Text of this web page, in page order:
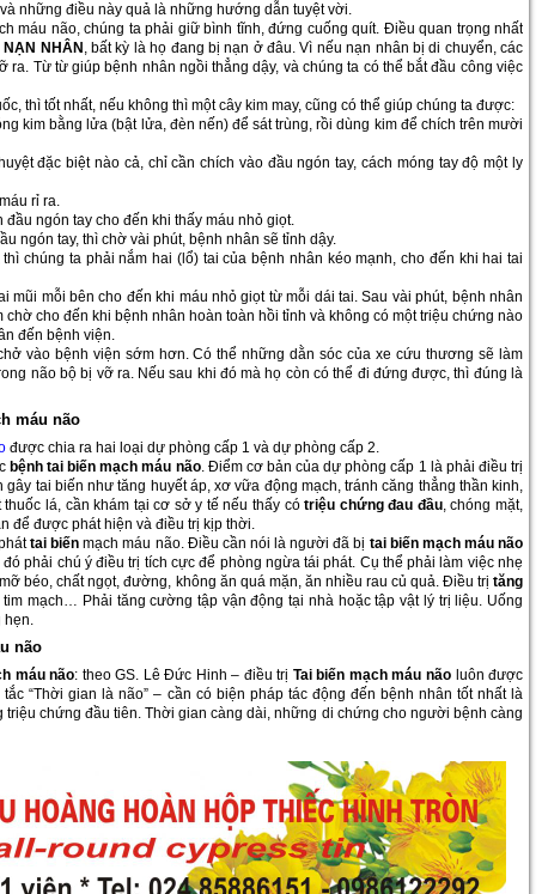
những điều này quả là những hướng dẫn tuyệt vời.
máu não, chúng ta phải giữ bình tĩnh, đứng cuống quít. Điều quan trọng nhất
NHÂN , bất kỳ là họ đang bị nạn ở đâu. Vì nếu nạn nhân bị di chuyển, các
ra. Từ từ giúp bệnh nhân ngồi thẳng dậy, và chúng ta có thể bắt đầu công việc
thì tốt nhất, nếu không thì một cây kim may, cũng có thể giúp chúng ta được:
kim bằng lửa (bật lửa, đèn nến) để sát trùng, rồi dùng kim để chích trên mười
đặc biệt nào cả, chỉ cần chích vào đầu ngón tay, cách móng tay độ một ly
rỉ ra.
đầu ngón tay cho đến khi thấy máu nhỏ giọt.
ngón tay, thì chờ vài phút, bệnh nhân sẽ tỉnh dậy.
chúng ta phải nắm hai (lổ) tai của bệnh nhân kéo mạnh, cho đến khi hai tai
mũi mỗi bên cho đến khi máu nhỏ giọt từ mỗi dái tai. Sau vài phút, bệnh nhân
chờ cho đến khi bệnh nhân hoàn toàn hồi tỉnh và không có một triệu chứng nào
đến bệnh viện.
vào bệnh viện sớm hơn. Có thể những dằn sóc của xe cứu thương sẽ làm
não bộ bị vỡ ra. Nếu sau khi đó mà họ còn có thể đi đứng được, thì đúng là
máu não
được chia ra hai loại dự phòng cấp 1 và dự phòng cấp 2.
bệnh tai biến mạch máu não. Điểm cơ bản của dự phòng cấp 1 là phải điều trị
gây tai biến như tăng huyết áp, xơ vữa động mạch, tránh căng thẳng thần kinh,
lá, cần khám tại cơ sở y tế nếu thấy cótriệu chứng đau đầu, chóng mặt,
để được phát hiện và điều trị kịp thời.
tai biến mạch máu não. Điều cần nói là người đã bị tai biến mạch máu não
phải chú ý điều trị tích cực để phòng ngừa tái phát. Cụ thể phải làm việc nhẹ
béo, chất ngọt, đường, không ăn quá mặn, ăn nhiều rau củ quả. Điều trị tăng
mạch… Phải tăng cường tập vận động tại nhà hoặc tập vật lý trị liệu. Uống
hẹn.
não
máu não: theo GS. Lê Đức Hinh – điều trị Tai biến mạch máu nãoluôn được
“Thời gian là não” – cần có biện pháp tác động đến bệnh nhân tốt nhất là
triệu chứng đầu tiên. Thời gian càng dài, những di chứng cho người bệnh càng